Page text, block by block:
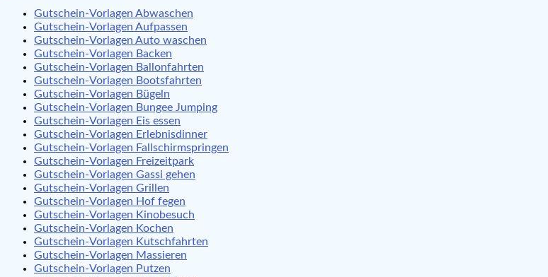
Gutschein-Vorlagen Abwaschen
Gutschein-Vorlagen Aufpassen
Gutschein-Vorlagen Auto waschen
Gutschein-Vorlagen Backen
Gutschein-Vorlagen Ballonfahrten
Gutschein-Vorlagen Bootsfahrten
Gutschein-Vorlagen Bügeln
Gutschein-Vorlagen Bungee Jumping
Gutschein-Vorlagen Eis essen
Gutschein-Vorlagen Erlebnisdinner
Gutschein-Vorlagen Fallschirmspringen
Gutschein-Vorlagen Freizeitpark
Gutschein-Vorlagen Gassi gehen
Gutschein-Vorlagen Grillen
Gutschein-Vorlagen Hof fegen
Gutschein-Vorlagen Kinobesuch
Gutschein-Vorlagen Kochen
Gutschein-Vorlagen Kutschfahrten
Gutschein-Vorlagen Massieren
Gutschein-Vorlagen Putzen